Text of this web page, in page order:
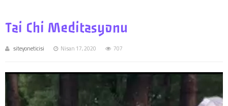
Tai Chi Meditasyonu
siteyoneticisi Nisan 17, 2020 707